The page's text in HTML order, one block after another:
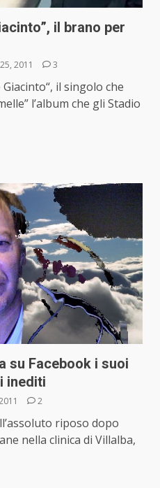
il brano per
2011 3
il singolo che
l’album che gli Stadio
su Facebook i suoi
inediti
2
riposo dopo
nella clinica di Villalba,